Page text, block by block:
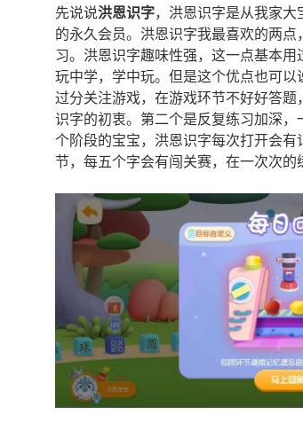
先说说洪恩识字，洪恩识字是从我家
的永久会员。洪恩识字我最喜欢的两
习。洪恩识字趣味性强，这一点基本用
玩中学，学中玩。但是这个优点也可
过分关注游戏，在游戏环节不好好答
识字的初衷。第二个是反复练习加深
个阶段的宝宝，洪恩识字每次打开会
节，每五个字会有闯关赛，在一次次的